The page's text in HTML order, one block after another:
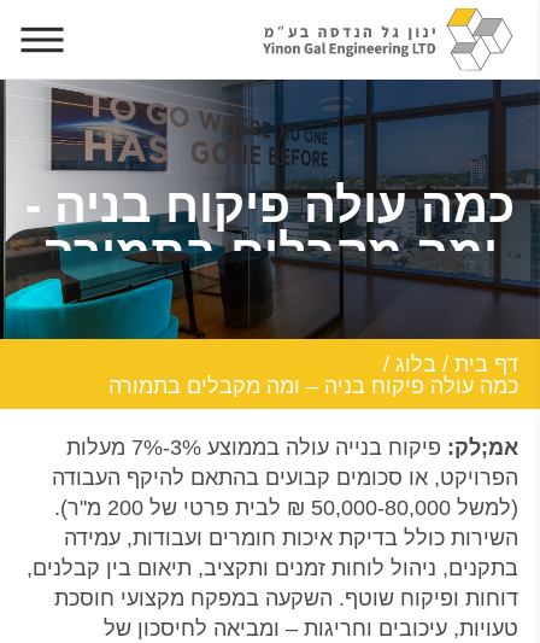
כמה עולה פיקוח בניה -
ומה מקבלים בתמורה
דף בית / בלוג /
כמה עולה פיקוח בניה – ומה מקבלים בתמורה
אמ;לק:
פיקוח בנייה עולה בממוצע 3%-7% מעלות
הפרויקט, או סכומים קבועים בהתאם להיקף העבודה
(למשל 50,000-80,000 ₪ לבית פרטי של 200 מ"ר).
השירות כולל בדיקת איכות חומרים ועבודות, עמידה
בתקנים, ניהול לוחות זמנים ותקציב, תיאום בין קבלנים,
דוחות ופיקוח שוטף. השקעה במפקח מקצועי חוסכת
טעויות, עיכובים וחריגות – ומביאה לחיסכון של